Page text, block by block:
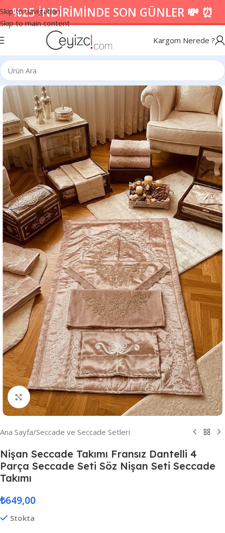
Skip to navigation
Skip to main content
%25 İNDİRİMİNDE SON GÜNLER 💸 ⏰
Kargom Nerede ?
Resmi Büyüt
Ana Sayfa/Seccade ve Seccade Setleri
Nişan Seccade Takımı Fransız Dantelli 4
Parça Seccade Seti Söz Nişan Seti Seccade
Takımı
₺649,00
Stokta